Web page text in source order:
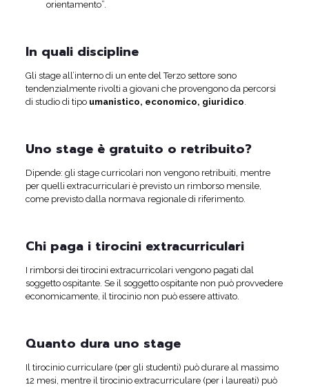
orientamento”.
In quali discipline
Gli stage all’interno di un ente del Terzo settore sono
tendenzialmente rivolti a giovani che provengono da percorsi
di studio di tipo umanistico, economico, giuridico
Uno stage è gratuito o retribuito?
Dipende: gli stage curricolari non vengono retribuiti, mentre
per quelli extracurriculari è previsto un rimborso mensile,
come previsto dalla normava regionale di riferimento.
Chi paga i tirocini extracurriculari
I rimborsi dei tirocini extracurricolari vengono pagati dal
soggetto ospitante. Se il soggetto ospitante non può provvedere
economicamente, il tirocinio non può essere attivato.
Quanto dura uno stage
Il tirocinio curriculare (per gli studenti) può durare al massimo
12 mesi, mentre il tirocinio extracurriculare (per i laureati) può